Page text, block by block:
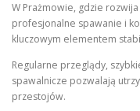
W Prażmowie, gdzie
profesjonalne spawanie i
kluczowym elementem
Regularne przeglądy,
spawalnicze pozwalają
przestojów.